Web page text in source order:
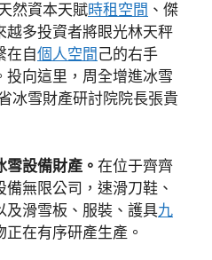
然資本天賦時租空間 、傑
越多投資者將眼光林天秤
在自個人空間 己的右手
投向這里，周全增進冰雪
冰雪財產研討院院長張貴
設備財產。 在位于齊齊
無限公司，速滑刀鞋、
及滑雪板、服裝、護具九
在有序研產生產。